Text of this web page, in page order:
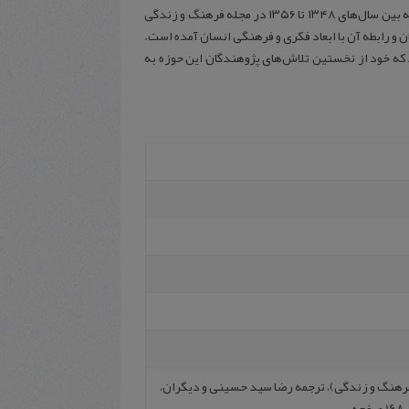
زبان شناسی مجموعه‌ای است شامل ده مقاله از روشنفکران و اندیشمندان ایرانی و خارجی که بین سال‌های ۱۳۴۸ تا ۱۳۵۶ در مجله فرهنگ و زندگی
رابطه آن با ابعاد فکری و فرهنگی انسان آمده است.
خود از نخستین تلاش‌های پژوهندگان این حوزه به
و زندگی)، ترجمه رضا سید حسینی و دیگران،